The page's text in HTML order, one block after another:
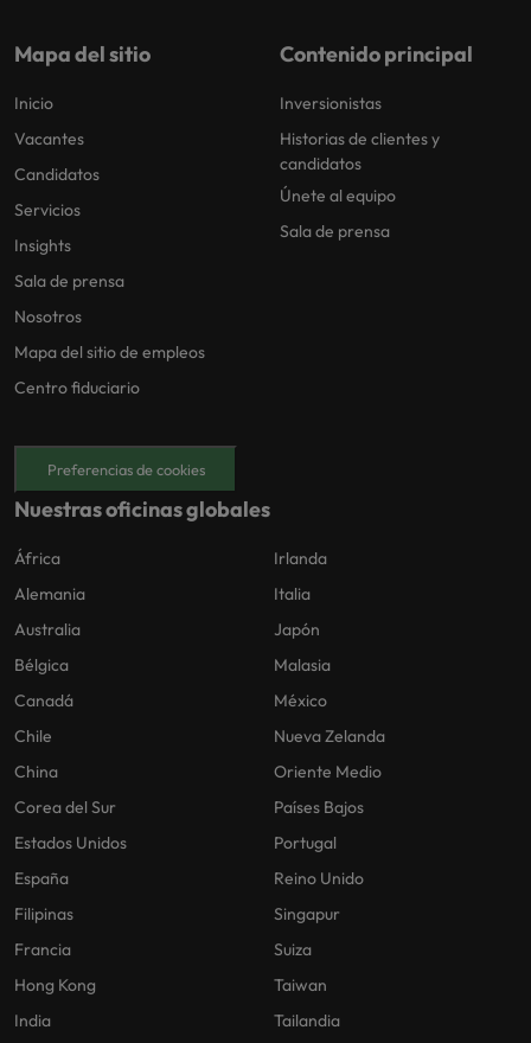
Mapa del sitio
Inicio
Vacantes
Candidatos
Servicios
Insights
Sala de prensa
Nosotros
Mapa del sitio de empleos
Centro fiduciario
Contenido principal
Inversionistas
Historias de clientes y
candidatos
Únete al equipo
Sala de prensa
Preferencias de cookies
Nuestras oficinas globales
África
Alemania
Australia
Bélgica
Canadá
Chile
China
Corea del Sur
Estados Unidos
España
Filipinas
Francia
Hong Kong
India
Irlanda
Italia
Japón
Malasia
México
Nueva Zelanda
Oriente Medio
Países Bajos
Portugal
Reino Unido
Singapur
Suiza
Taiwan
Tailandia